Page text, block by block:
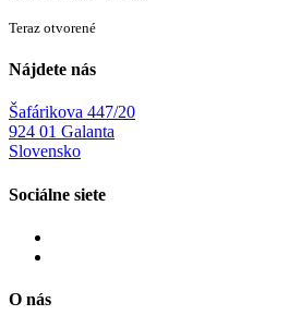
Teraz otvorené
Nájdete nás
Šafárikova 447/20
924 01 Galanta
Slovensko
Sociálne siete
O nás